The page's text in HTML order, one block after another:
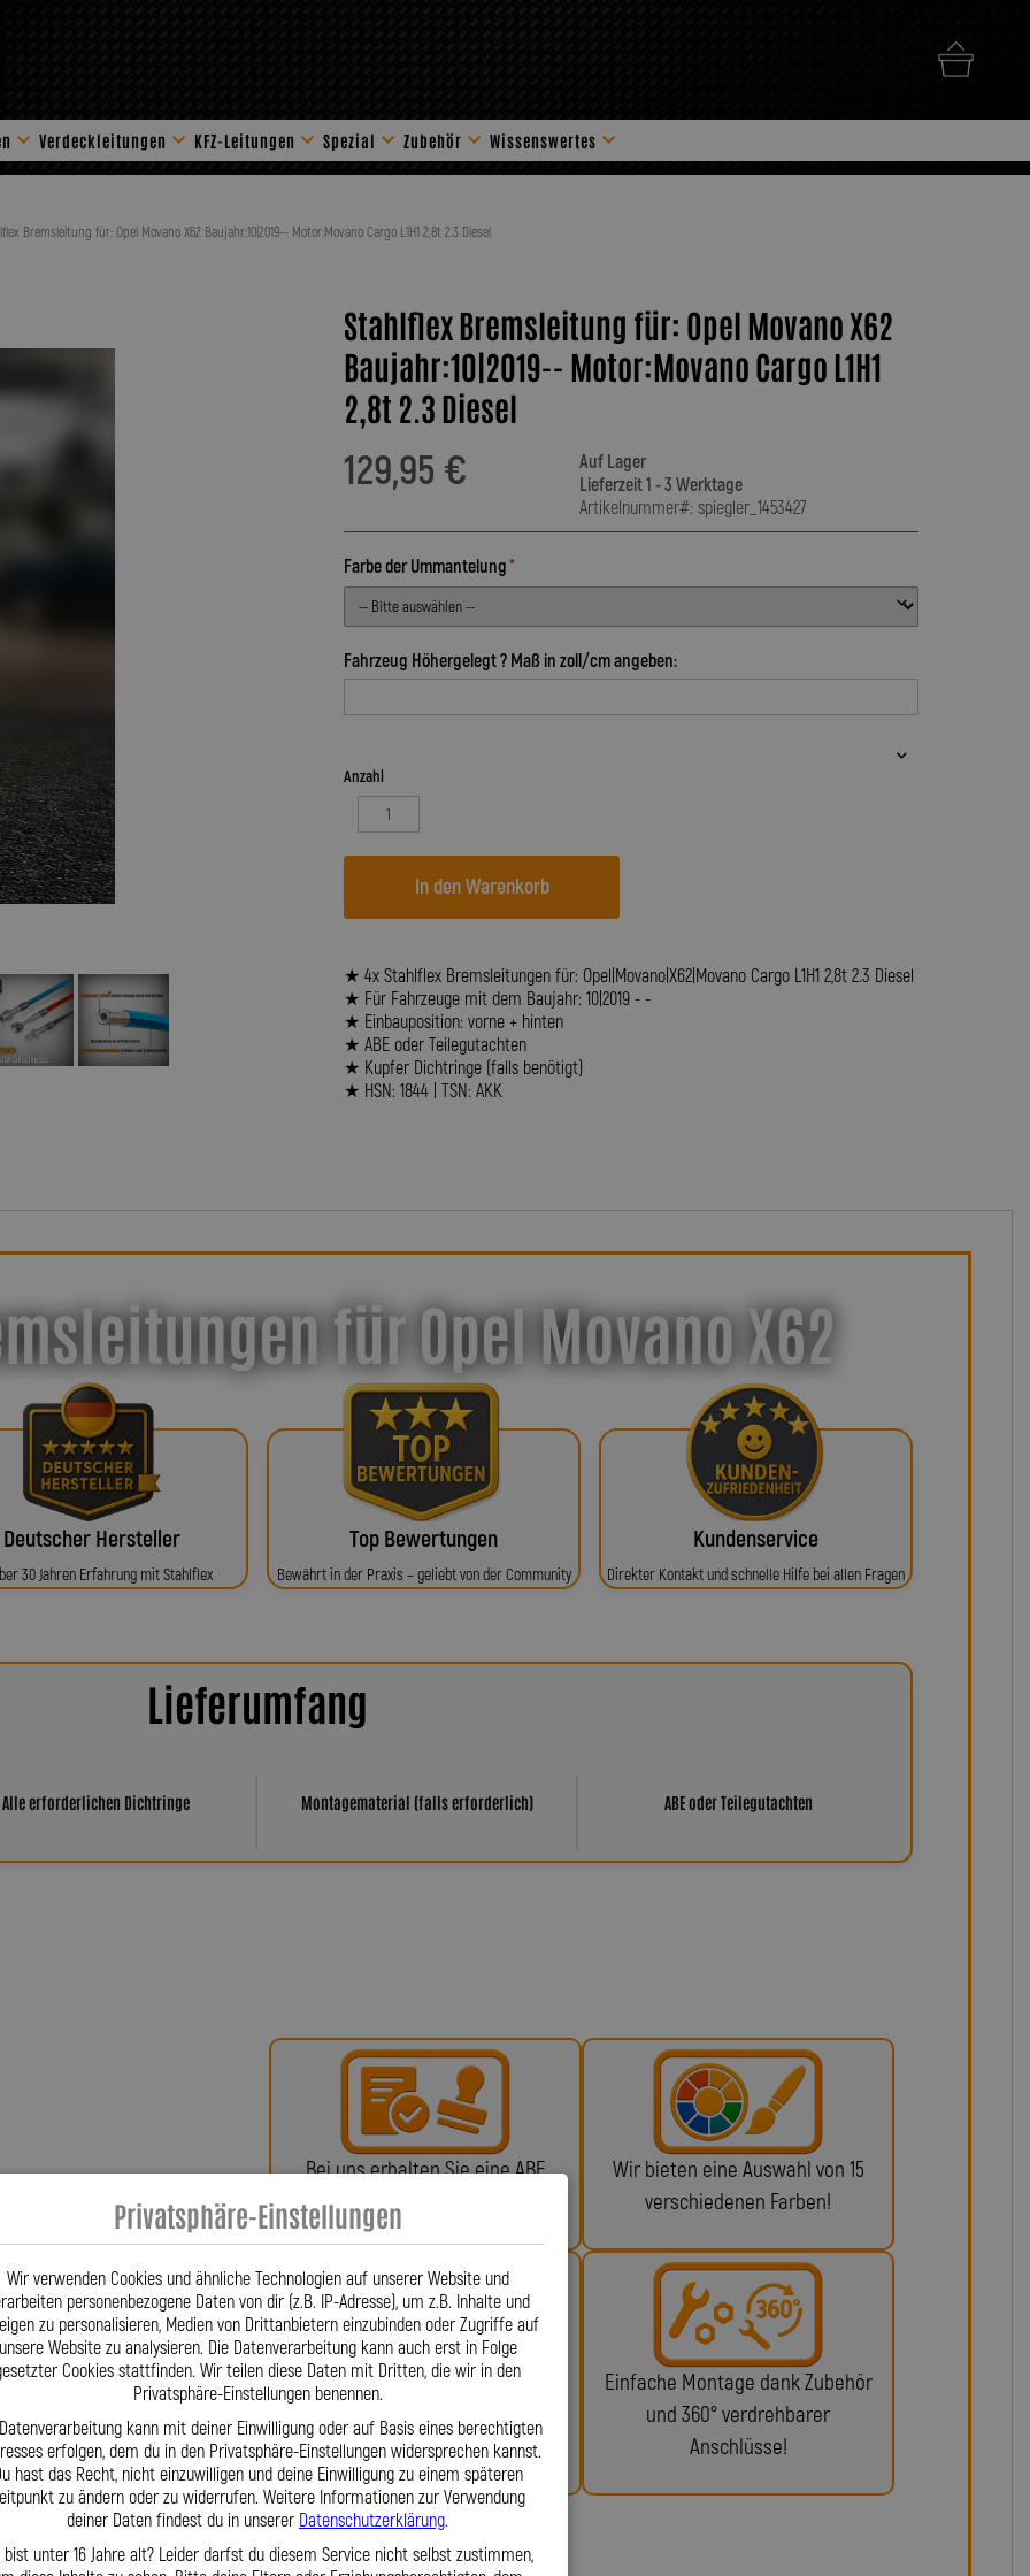
Verdeckleitungen KFZ-Leitungen Spezial Zubehör
Stahlflex Zubehör
Wissenswertes
Bremsleitung für: Opel Movano X62 Baujahr:10|2019-- Motor:Movano Cargo L1H1 2,8t 2.3 Diesel
Stahlflex Bremsleitung für: Opel Movano X62
Baujahr:10|2019-- Motor:Movano Cargo L1H1
2,8t 2.3 Diesel
129,95 €
Auf Lager
Lieferzeit 1 - 3 Werktage
Artikelnummer#: spiegler_1453427
Farbe der Ummantelung
Fahrzeug Höhergelegt ? Maß in zoll/cm angeben:
Anzahl
In den Warenkorb
★ 4x Stahlflex Bremsleitungen für: Opel|Movano|X62|Movano Cargo L1H1 2,8t 2.3 Diesel
★ Für Fahrzeuge mit dem Baujahr: 10|2019 - -
★ Einbauposition: vorne + hinten
★ ABE oder Teilegutachten
★ Kupfer Dichtringe (falls benötigt)
★ HSN: 1844 | TSN: AKK
für Opel Movano X62
Deutscher Hersteller
30 Jahren Erfahrung mit Stahlflex
Top Bewertungen
Bewährt in der Praxis – geliebt von der Community
Kundenservice
Direkter Kontakt und schnelle Hilfe bei allen Fragen
Lieferumfang
Alle erforderlichen Dichtringe Montagematerial (falls erforderlich) ABE oder Teilegutachten
diese patentieren – eine
Stahlflex-Leitungen sind aus dem
Für Fahrzeuge wie Opel Movano
, HSN 1844, TSN AKK) fertigen
jedes Detail. Wir fertigen
oder exakt nach Ihren
mehr“, finden wir eine Lösung.
wir kurze Lieferzeiten,
der Lothar Spiegler Kfz-Leitungen
Hersteller, der sowohl
möglich macht –
gefertigt.
Bei uns erhalten Sie eine ABE
oder ein Teilegutachten!
Wir bieten eine Auswahl von 15
verschiedenen Farben!
Fragen? Unser Team ist täglich
per Telefon oder Mail für Sie da.
Einfache Montage dank Zubehör
und 360° verdrehbarer
Anschlüsse!
Privatsphäre-Einstellungen
Wir verwenden Cookies und ähnliche Technologien auf unserer Website und
personenbezogene Daten von dir (z.B. IP-Adresse), um z.B. Inhalte und
zu personalisieren, Medien von Drittanbietern einzubinden oder Zugriffe auf
unsere Website zu analysieren. Die Datenverarbeitung kann auch erst in Folge
Cookies stattfinden. Wir teilen diese Daten mit Dritten, die wir in den
Privatsphäre-Einstellungen benennen.
kann mit deiner Einwilligung oder auf Basis eines berechtigten
erfolgen, dem du in den Privatsphäre-Einstellungen widersprechen kannst.
hast das Recht, nicht einzuwilligen und deine Einwilligung zu einem späteren
zu ändern oder zu widerrufen. Weitere Informationen zur Verwendung
deiner Daten findest du in unserer Datenschutzerklärung.
bist unter 16 Jahre alt? Leider darfst du diesem Service nicht selbst zustimmen,